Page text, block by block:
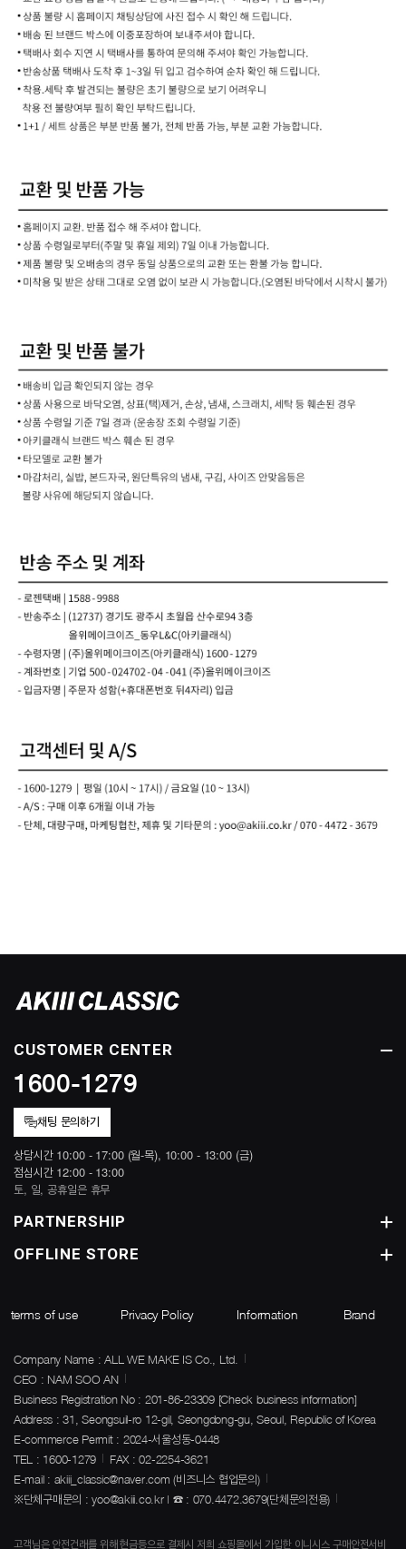
CUSTOMER CENTER
1600-1279
채팅 문의하기
상담시간 10:00 - 17:00 (월-목), 10:00 - 13:00 (금)
점심시간 12:00 - 13:00
토, 일, 공휴일은 휴무
PARTNERSHIP
OFFLINE STORE
terms of use Privacy Policy Information Brand
Company Name : ALL WE MAKE IS Co., Ltd.
CEO : NAM SOO AN
Business Registration No : 201-86-23309 [Check business information]
Address : 31, Seongsuil-ro 12-gil, Seongdong-gu, Seoul, Republic of Korea
E-commerce Permit : 2024-서울성동-0448
TEL : 1600-1279
FAX : 02-2254-3621
E-mail : akiii_classic@naver.com (비즈니스 협업문의)
※단체구매문의 : yoo@akiii.co.kr | ☎ : 070.4472.3679(단체문의전용)
고객님은 안전건래를 위해 현금등으로 결제시 저희 쇼핑몰에서 가입한 이니시스 구매안전서비